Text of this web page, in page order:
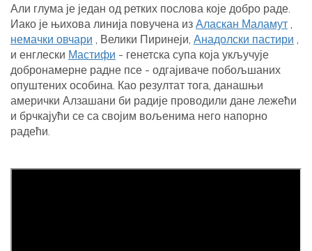
Али глума је један од ретких послова које добро раде.
Иако је њихова линија повучена из Аласкан Маламут
немачки овчари , Велики Пиринеји, Анадолски пастири
и енглески Мастифи - генетска супа која укључује
добронамерне радне псе - одгајиваче побољшаних
опуштених особина. Као резултат тога, данашњи
амерички Алзашани би радије проводили дане лежећи
и брчкајући се са својим вољенима него напорно
радећи.